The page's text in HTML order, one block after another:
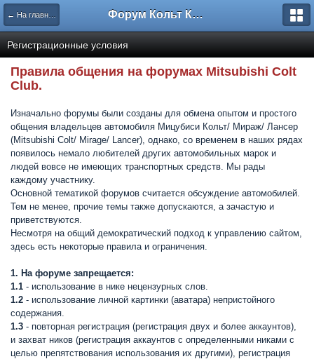
← На главную Форум Кольт Клуб
Регистрационные условия
Правила общения на форумах Mitsubishi Colt
Club.
Изначально форумы были созданы для обмена опытом и простого
общения владельцев автомобиля Мицубиси Кольт/ Мираж/ Лансер
(Mitsubishi Colt/ Mirage/ Lancer), однако, со временем в наших рядах
появилось немало любителей других автомобильных марок и
людей вовсе не имеющих транспортных средств. Мы рады
каждому участнику.
Основной тематикой форумов считается обсуждение автомобилей.
Тем не менее, прочие темы также допускаются, а зачастую и
приветствуются.
Несмотря на общий демократический подход к управлению сайтом,
здесь есть некоторые правила и ограничения.
1. На форуме запрещается:
1.1 - использование в нике нецензурных слов.
1.2 - использование личной картинки (аватара) непристойного
содержания.
1.3 - повторная регистрация (регистрация двух и более аккаунтов),
и захват ников (регистрация аккаунтов с определенными никами с
целью препятствования использования их другими), регистрация